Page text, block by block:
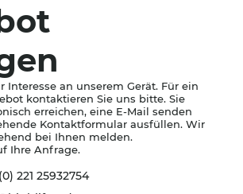
Interesse an unserem Gerät. Für ein
kontaktieren Sie uns bitte. Sie
erreichen, eine E-Mail senden
Kontaktformular ausfüllen. Wir
bei Ihnen melden.
Ihre Anfrage.
221 25932754